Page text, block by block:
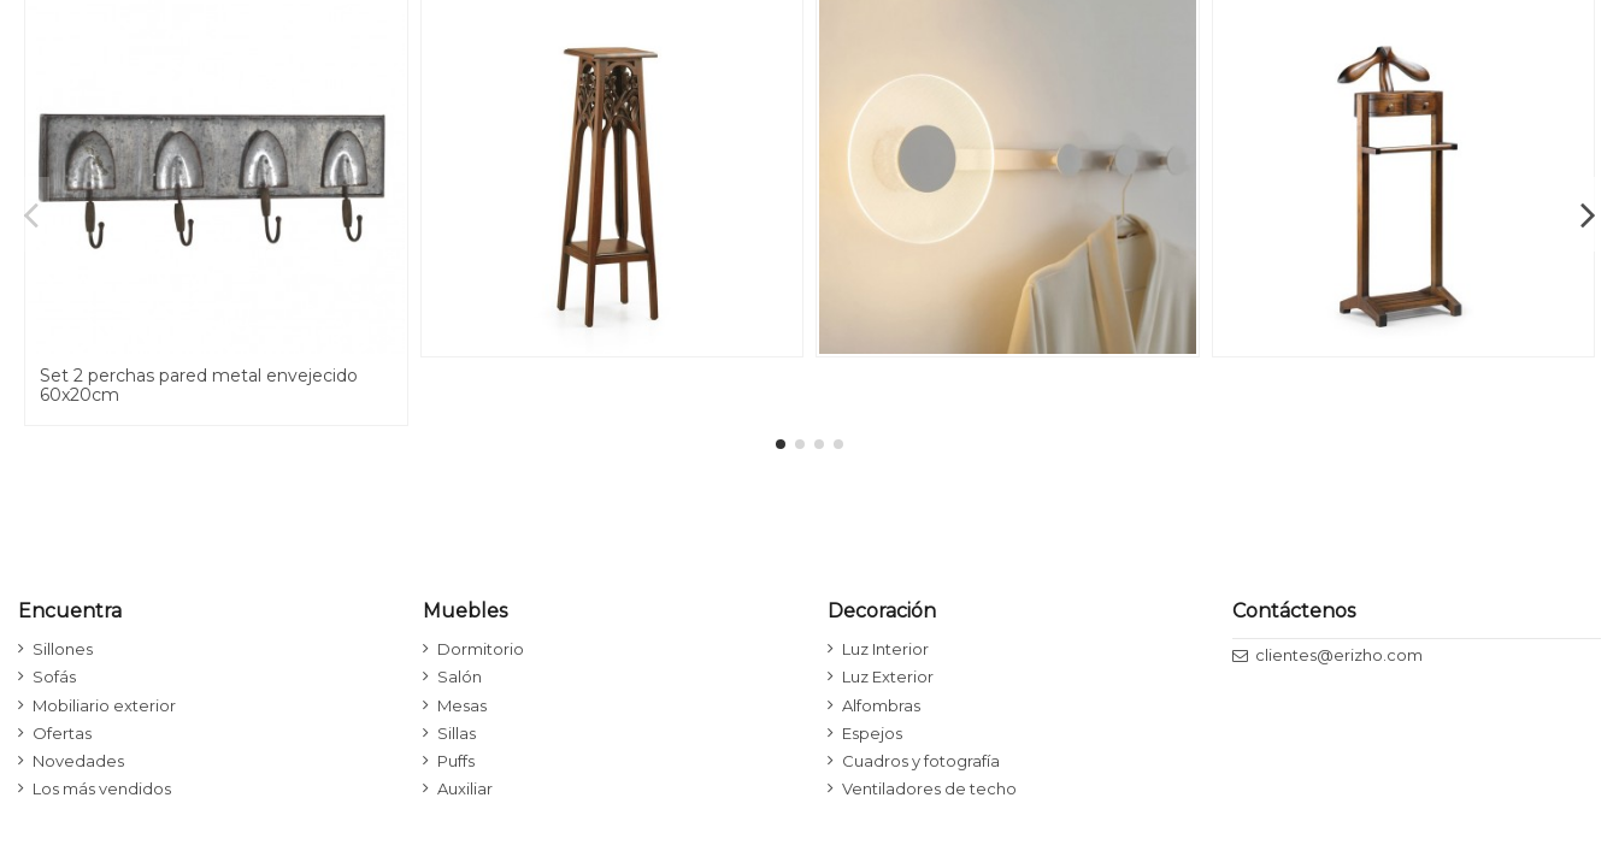
Set 2 perchas pared metal envejecido
60x20cm
Encuentra
Sillones
Sofás
Mobiliario exterior
Ofertas
Novedades
Los más vendidos
Muebles
Dormitorio
Salón
Mesas
Sillas
Puffs
Auxiliar
Decoración
Luz Interior
Luz Exterior
Alfombras
Espejos
Cuadros y fotografía
Ventiladores de techo
Contáctenos
clientes@erizho.com